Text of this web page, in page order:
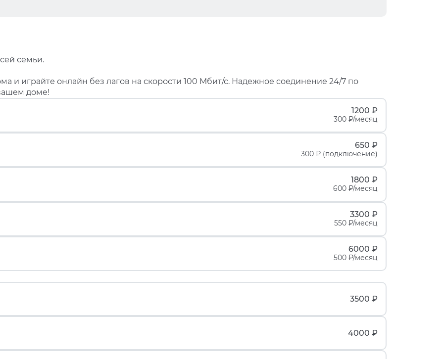
семьи.
и играйте онлайн без лагов на скорости 100 Мбит/с. Надежное соединение 24/7 по
доме!
1200 ₽
300 ₽/месяц
650 ₽
300 ₽ (подключение)
1800 ₽
600 ₽/месяц
3300 ₽
550 ₽/месяц
6000 ₽
500 ₽/месяц
3500 ₽
4000 ₽